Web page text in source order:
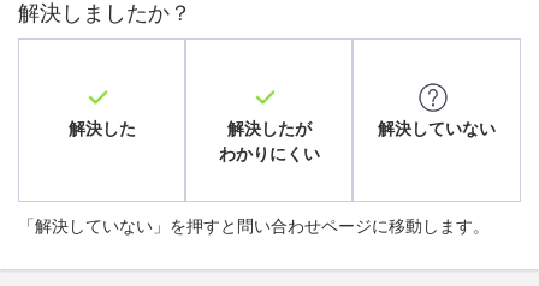
解決しましたか？
解決した
解決したが
わかりにくい
解決していない
「解決していない」を押すと問い合わせページに移動します。